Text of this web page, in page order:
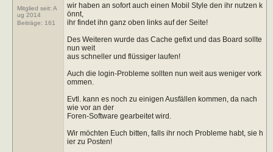
Mitglied seit: A
ug 2014
Beiträge: 161
wir haben an sofort auch einen Mobil Style den ihr nutzen k
önnt,
ihr findet ihn ganz oben links auf der Seite!
Des Weiteren wurde das Cache gefixt und das Board sollte
nun weit
aus schneller und flüssiger laufen!
Auch die login-Probleme sollten nun weit aus weniger vork
ommen.
Evtl. kann es noch zu einigen Ausfällen kommen, da nach
wie vor an der
Foren-Software gearbeitet wird.
Wir möchten Euch bitten, falls ihr noch Probleme habt, sie h
ier zu Posten!